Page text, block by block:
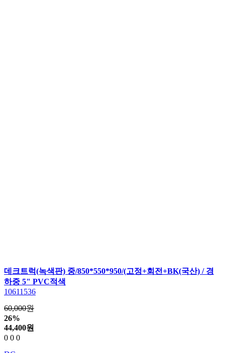
데크트럭(녹색판) 중/850*550*950/(고정+회전+BK(국산) / 경
하중 5" PVC적색
10611536
60,000원
26%
44,400원
0 0 0